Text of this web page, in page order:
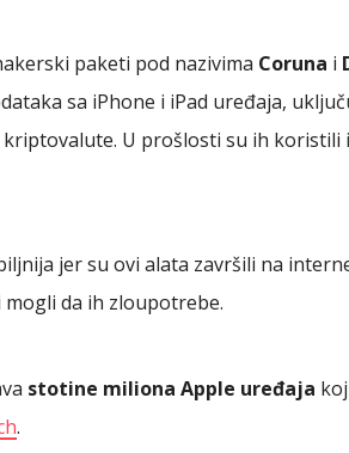
paketi pod nazivima Coruna i
sa iPhone i iPad uređaja,
U prošlosti su ih koristili
jer su ovi alata završili na
da ih zloupotrebe.
stotine miliona Apple uređaja
.